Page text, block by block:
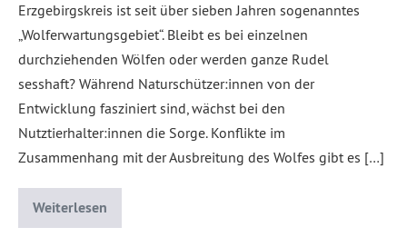
Erzgebirgskreis ist seit über sieben Jahren sogenanntes
„Wolferwartungsgebiet“. Bleibt es bei einzelnen
durchziehenden Wölfen oder werden ganze Rudel
sesshaft? Während Naturschützer:innen von der
Entwicklung fasziniert sind, wächst bei den
Nutztierhalter:innen die Sorge. Konflikte im
Zusammenhang mit der Ausbreitung des Wolfes gibt es […]
Weiterlesen